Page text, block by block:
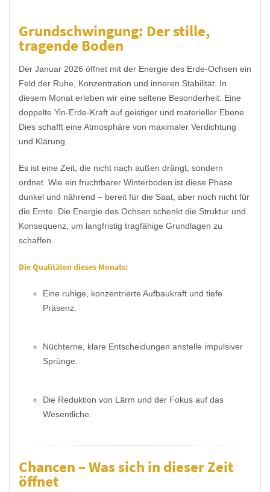
Grundschwingung: Der stille,
tragende Boden
Der Januar 2026 öffnet mit der Energie des Erde-Ochsen ein
Feld der Ruhe, Konzentration und inneren Stabilität. In
diesem Monat erleben wir eine seltene Besonderheit: Eine
doppelte Yin-Erde-Kraft auf geistiger und materieller Ebene.
Dies schafft eine Atmosphäre von maximaler Verdichtung
und Klärung.
Es ist eine Zeit, die nicht nach außen drängt, sondern
ordnet. Wie ein fruchtbarer Winterboden ist diese Phase
dunkel und nährend – bereit für die Saat, aber noch nicht für
die Ernte. Die Energie des Ochsen schenkt die Struktur und
Konsequenz, um langfristig tragfähige Grundlagen zu
schaffen.
Die Qualitäten dieses Monats:
Eine ruhige, konzentrierte Aufbaukraft und tiefe
Präsenz.
Nüchterne, klare Entscheidungen anstelle impulsiver
Sprünge.
Die Reduktion von Lärm und der Fokus auf das
Wesentliche.
Chancen – Was sich in dieser Zeit
öffnet